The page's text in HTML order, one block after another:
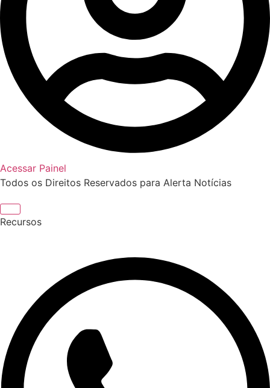
Acessar Painel
Todos os Direitos Reservados para Alerta Notícias
Recursos